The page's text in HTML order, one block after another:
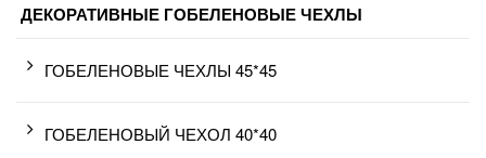
ДЕКОРАТИВНЫЕ ГОБЕЛЕНОВЫЕ ЧЕХЛЫ
ГОБЕЛЕНОВЫЕ ЧЕХЛЫ 45*45
ГОБЕЛЕНОВЫЙ ЧЕХОЛ 40*40